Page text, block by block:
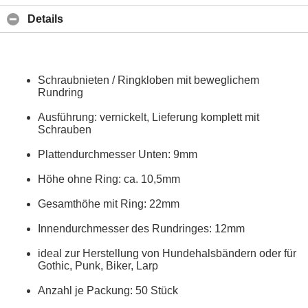
Details
Schraubnieten / Ringkloben mit beweglichem
Rundring
Ausführung: vernickelt, Lieferung komplett mit
Schrauben
Plattendurchmesser Unten: 9mm
Höhe ohne Ring: ca. 10,5mm
Gesamthöhe mit Ring: 22mm
Innendurchmesser des Rundringes: 12mm
ideal zur Herstellung von Hundehalsbändern oder für
Gothic, Punk, Biker, Larp
Anzahl je Packung: 50 Stück